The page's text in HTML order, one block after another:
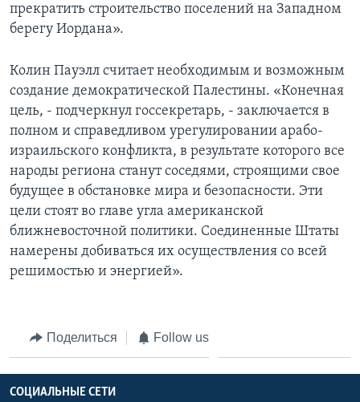
прекратить строительство поселений на Западном
берегу Иордана».
Колин Пауэлл считает необходимым и возможным
создание демократической Палестины. «Конечная
цель, - подчеркнул госсекретарь, - заключается в
полном и справедливом урегулировании арабо-
израильского конфликта, в результате которого все
народы региона станут соседями, строящими свое
будущее в обстановке мира и безопасности. Эти
цели стоят во главе угла американской
ближневосточной политики. Соединенные Штаты
намерены добиваться их осуществления со всей
решимостью и энергией».
Поделиться Follow us
СОЦИАЛЬНЫЕ СЕТИ